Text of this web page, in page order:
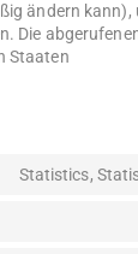
ändern kann),
Die
Staaten
Statistics,